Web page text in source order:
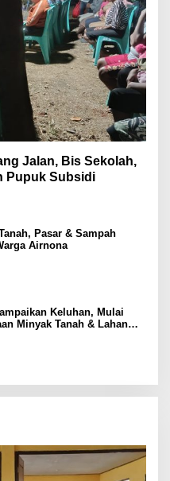
Jalan, Bis Sekolah,
Pupuk Subsidi
Pasar & Sampah
Airnona
Keluhan, Mulai
Minyak Tanah & Lahan